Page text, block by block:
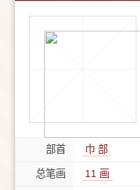
部首 ⼱ 部
总笔画 11 画